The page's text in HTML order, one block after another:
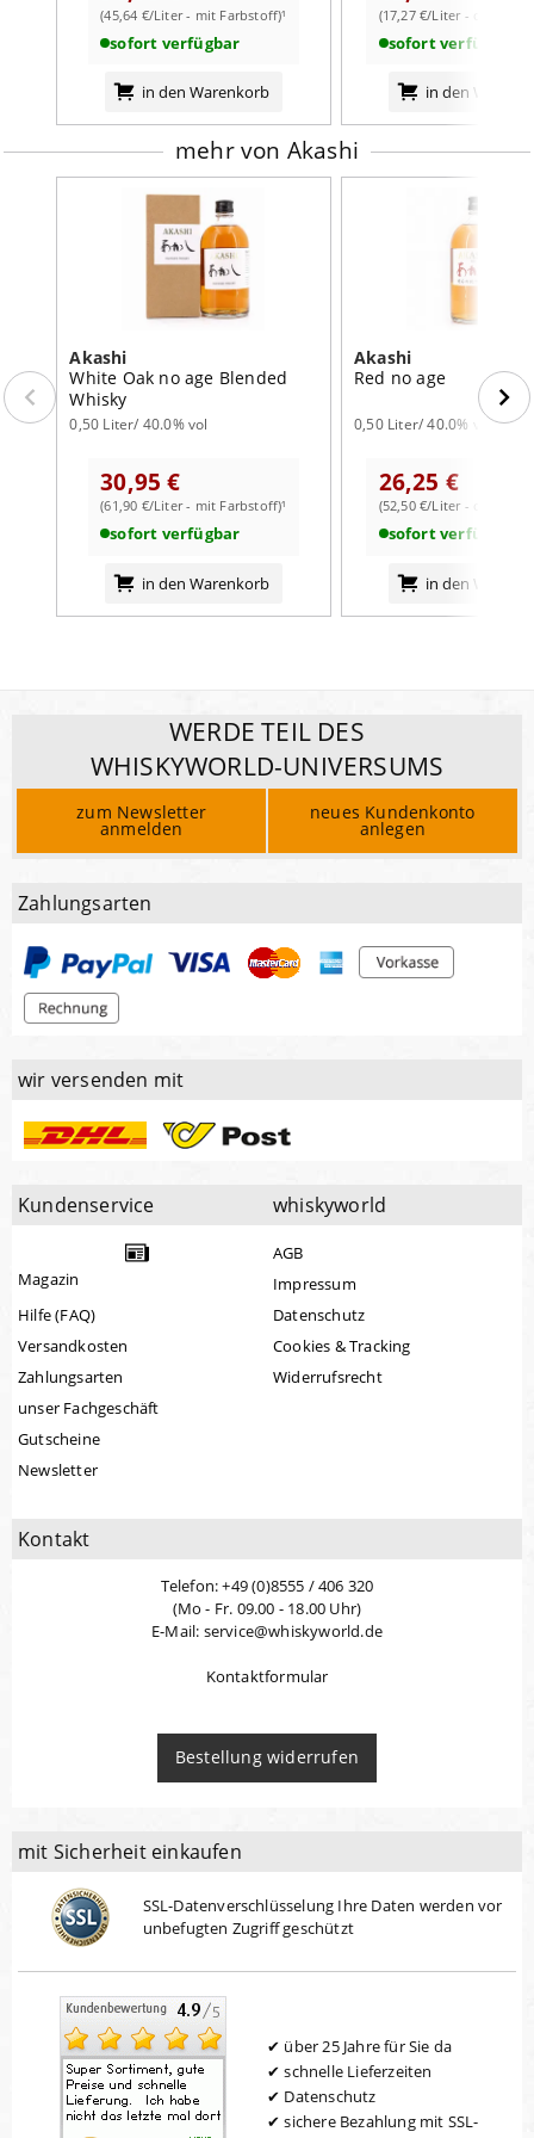
bei whiskyworld.weiterlesen auf der Markenseite von Akashi
(45,64 €/Liter - mit Farbstoff)¹
sofort verfügbar
in den Warenkorb
(17,27 €/Liter - ohne
sofort verfügbar
in den
mehr von Akashi
Akashi
White Oak no age Blended
Whisky
0,50 Liter/ 40.0% vol
30,95 €
(61,90 €/Liter - mit Farbstoff)¹
sofort verfügbar
in den Warenkorb
Akashi
Red no age
0,50 Liter/ 40.0% vol
26,25 €
(52,50 €/Liter - ohne
sofort verfügbar
in den
WERDE TEIL DES
WHISKYWORLD-UNIVERSUMS
zum Newsletter
anmelden
neues Kundenkonto
anlegen
Zahlungsarten
wir versenden mit
Kundenservice
Magazin
Hilfe (FAQ)
Versandkosten
Zahlungsarten
unser Fachgeschäft
Gutscheine
Newsletter
whiskyworld
AGB
Impressum
Datenschutz
Cookies & Tracking
Widerrufsrecht
Kontakt
Telefon: +49 (0)8555 / 406 320
(Mo - Fr. 09.00 - 18.00 Uhr)
E-Mail: service@whiskyworld.de
Kontaktformular
Bestellung widerrufen
mit Sicherheit einkaufen
SSL-Datenverschlüsselung Ihre Daten werden vor
unbefugten Zugriff geschützt
über 25 Jahre für Sie da
schnelle Lieferzeiten
Datenschutz
sichere Bezahlung mit SSL-